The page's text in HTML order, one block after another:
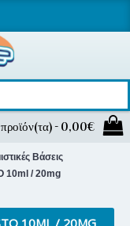
- 0,00€
Βάσεις
10ml / 20mg
10ML / 20MG